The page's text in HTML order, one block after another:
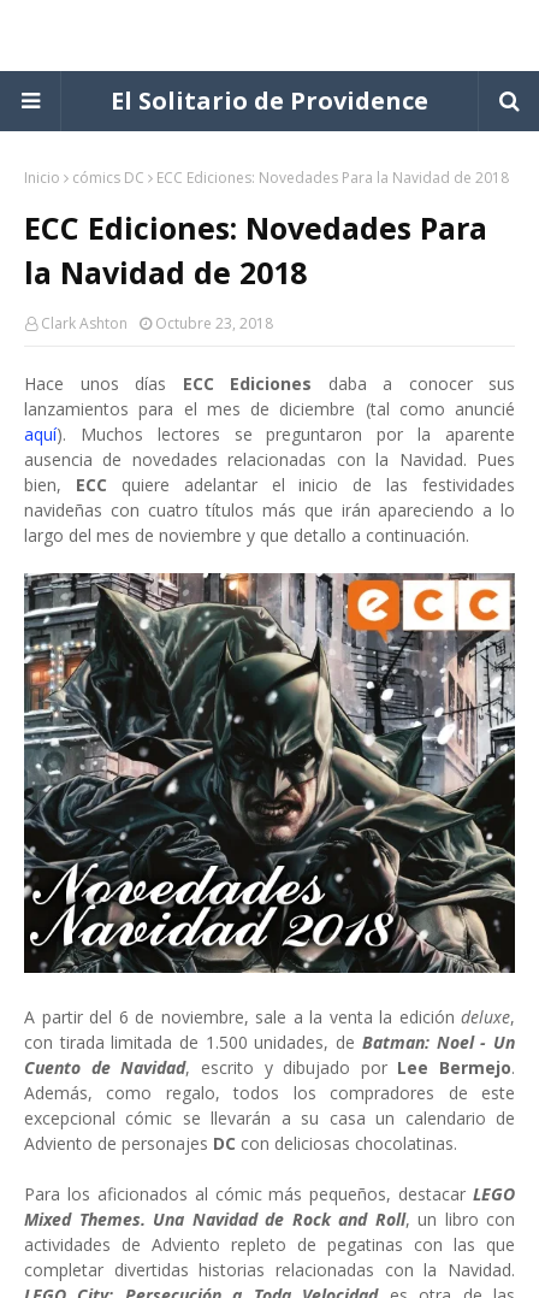
El Solitario de Providence
Inicio cómics DC ECC Ediciones: Novedades Para la Navidad de 2018
ECC Ediciones: Novedades Para
la Navidad de 2018
Clark Ashton Octubre 23, 2018
Hace unos días ECC Ediciones daba a conocer sus
lanzamientos para el mes de diciembre (tal como anuncié
aquí). Muchos lectores se preguntaron por la aparente
ausencia de novedades relacionadas con la Navidad. Pues
bien, ECC quiere adelantar el inicio de las festividades
navideñas con cuatro títulos más que irán apareciendo a lo
largo del mes de noviembre y que detallo a continuación.
A partir del 6 de noviembre, sale a la venta la edición deluxe,
con tirada limitada de 1.500 unidades, de Batman: Noel - Un
Cuento de Navidad, escrito y dibujado por Lee Bermejo.
Además, como regalo, todos los compradores de este
excepcional cómic se llevarán a su casa un calendario de
Adviento de personajes DC con deliciosas chocolatinas.
Para los aficionados al cómic más pequeños, destacar LEGO
Mixed Themes. Una Navidad de Rock and Roll, un libro con
actividades de Adviento repleto de pegatinas con las que
completar divertidas historias relacionadas con la Navidad.